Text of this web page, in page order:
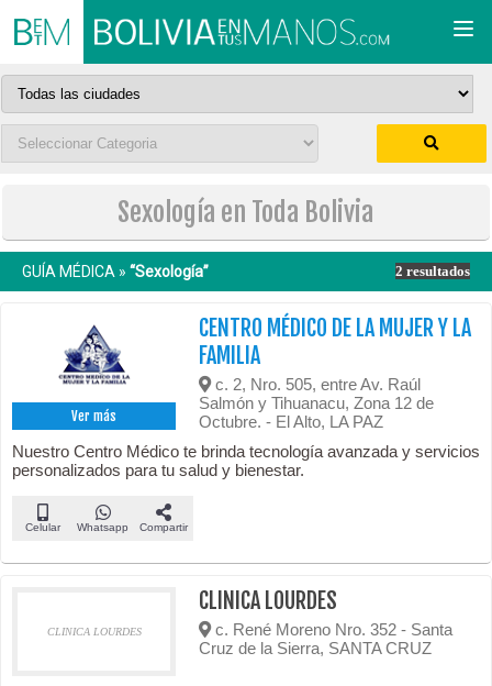
Sexología en Toda Bolivia
GUÍA MÉDICA » “Sexología” 2 resultados
Ver más
CENTRO MÉDICO DE LA MUJER Y LA
FAMILIA
c. 2, Nro. 505, entre Av. Raúl
Salmón y Tihuanacu, Zona 12 de
Octubre. - El Alto, LA PAZ
Nuestro Centro Médico te brinda tecnología avanzada y servicios
personalizados para tu salud y bienestar.
Celular Whatsapp Compartir
CLINICA LOURDES
CLINICA LOURDES
c. René Moreno Nro. 352 - Santa
Cruz de la Sierra, SANTA CRUZ